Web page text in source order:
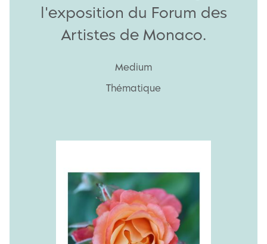
l'exposition du Forum des
Artistes de Monaco.
Medium
Thématique